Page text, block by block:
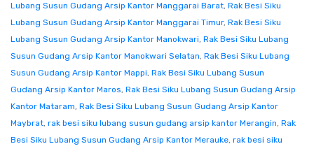
Lubang Susun Gudang Arsip Kantor Manggarai Barat, Rak Besi Siku
Lubang Susun Gudang Arsip Kantor Manggarai Timur, Rak Besi Siku
Lubang Susun Gudang Arsip Kantor Manokwari, Rak Besi Siku Lubang
Susun Gudang Arsip Kantor Manokwari Selatan, Rak Besi Siku Lubang
Susun Gudang Arsip Kantor Mappi, Rak Besi Siku Lubang Susun
Gudang Arsip Kantor Maros, Rak Besi Siku Lubang Susun Gudang Arsip
Kantor Mataram, Rak Besi Siku Lubang Susun Gudang Arsip Kantor
Maybrat, rak besi siku lubang susun gudang arsip kantor Merangin, Rak
Besi Siku Lubang Susun Gudang Arsip Kantor Merauke, rak besi siku